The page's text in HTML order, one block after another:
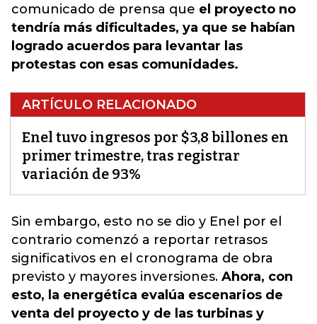
comunicado de prensa que el proyecto no
tendría más dificultades, ya que se habían
logrado acuerdos para levantar las
protestas con esas comunidades.
ARTÍCULO RELACIONADO
Enel tuvo ingresos por $3,8 billones en
primer trimestre, tras registrar
variación de 93%
Sin embargo, esto no se dio y Enel por el
contrario comenzó a reportar retrasos
significativos en el cronograma de obra
previsto y mayores inversiones. Ahora, con
esto, la energética evalúa escenarios de
venta del proyecto y de las turbinas y